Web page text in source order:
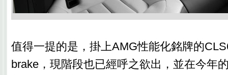
值得一提的是，掛上AMG性能化銘牌的
brake，現階段也已經呼之欲出，並在今年